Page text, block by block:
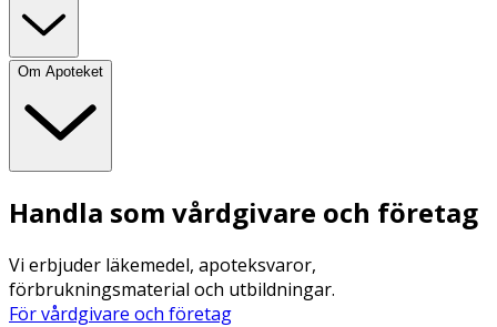
Om Apoteket
Handla som vårdgivare och företag
Vi erbjuder läkemedel, apoteksvaror,
förbrukningsmaterial och utbildningar.
För vårdgivare och företag